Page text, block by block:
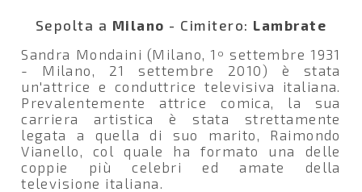
Sepolta a Milano - Cimitero: Lambrate
Sandra Mondaini (Milano, 1º settembre 1931
- Milano, 21 settembre 2010) è stata
un'attrice e conduttrice televisiva italiana.
Prevalentemente attrice comica, la sua
carriera artistica è stata strettamente
legata a quella di suo marito, Raimondo
Vianello, col quale ha formato una delle
coppie più celebri ed amate della
televisione italiana.